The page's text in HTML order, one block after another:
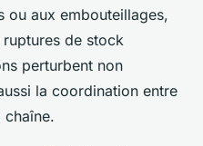
ou aux embouteillages,
de stock
perturbent non
la coordination entre
chaîne.